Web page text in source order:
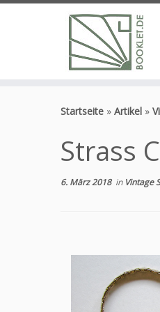
Startseite » Artikel »
Strass
6. März 2018in Vintage